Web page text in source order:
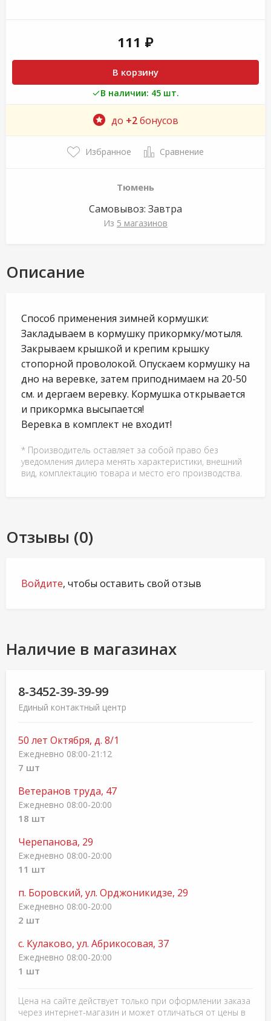
111 ₽
В корзину
В наличии: 45 шт.
до +2бонусов
Избранное Сравнение
Тюмень
Самовывоз: Завтра
Из 5 магазинов
Описание
Способ применения зимней кормушки:
Закладываем в кормушку прикормку/мотыля.
Закрываем крышкой и крепим крышку
стопорной проволокой. Опускаем кормушку на
дно на веревке, затем приподнимаем на 20-50
см. и дергаем веревку. Кормушка открывается
и прикормка высыпается!
Веревка в комплект не входит!
* Производитель оставляет за собой право без
уведомления дилера менять характеристики, внешний
вид, комплектацию товара и место его производства.
Отзывы (0)
Войдите, чтобы оставить свой отзыв
Наличие в магазинах
8-3452-39-39-99
Единый контактный центр
50 лет Октября, д. 8/1
Ежедневно 08:00-21:12
7 шт
Ветеранов труда, 47
Ежедневно 08:00-20:00
18 шт
Черепанова, 29
Ежедневно 08:00-20:00
11 шт
п. Боровский, ул. Орджоникидзе, 29
Ежедневно 08:00-20:00
2 шт
с. Кулаково, ул. Абрикосовая, 37
Ежедневно 08:00-20:00
1 шт
Цена на сайте действует только при оформлении заказа
через интернет-магазин и может отличаться от цены в